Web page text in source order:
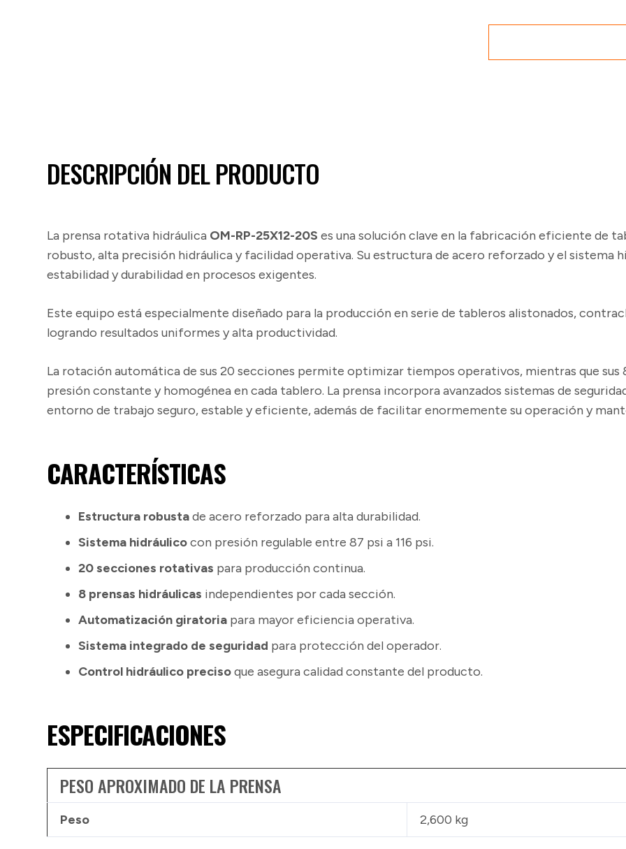
DESCRIPCIÓN DEL PRODUCTO
La prensa rotativa hidráulica OM-RP-25X12-20S es una solución clave en la fabricación eficiente de
robusto, alta precisión hidráulica y facilidad operativa. Su estructura de acero reforzado y el sistema
estabilidad y durabilidad en procesos exigentes.
Este equipo está especialmente diseñado para la producción en serie de tableros alistonados,
logrando resultados uniformes y alta productividad.
La rotación automática de sus 20 secciones permite optimizar tiempos operativos, mientras que sus
presión constante y homogénea en cada tablero. La prensa incorpora avanzados sistemas de
entorno de trabajo seguro, estable y eficiente, además de facilitar enormemente su operación y
CARACTERÍSTICAS
Estructura robustade acero reforzado para alta durabilidad.
Sistema hidráulicocon presión regulable entre 87 psi a 116 psi.
20 secciones rotativas para producción continua.
8 prensas hidráulicas independientes por cada sección.
Automatización giratoria para mayor eficiencia operativa.
Sistema integrado de seguridad para protección del operador.
Control hidráulico precisoque asegura calidad constante del producto.
ESPECIFICACIONES
PESO APROXIMADO DE LA PRENSA
Peso 2,600 kg